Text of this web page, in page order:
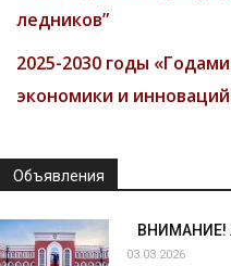
ледников”
2025-2030 годы
экономики и
Объявления
ВНИМАНИЕ!
03.03.2026